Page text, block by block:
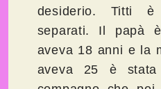
desiderio. Titti
separati. Il papà
aveva 18 anni e la
aveva 25 è